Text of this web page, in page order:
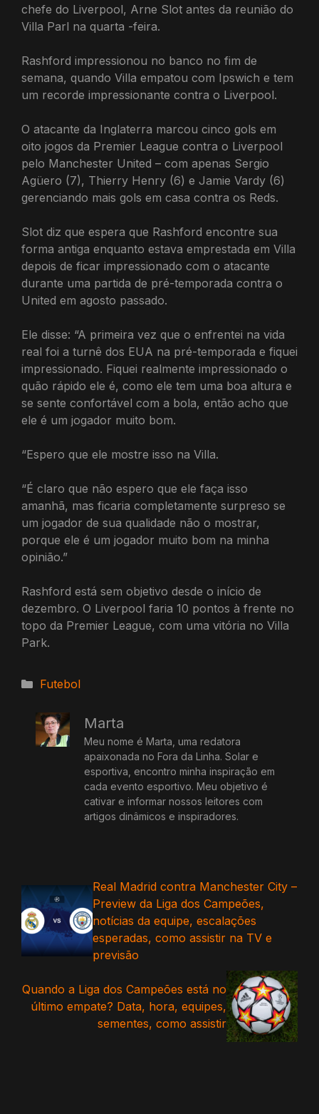
chefe do Liverpool, Arne Slot antes da reunião do
Villa Parl na quarta -feira.
Rashford impressionou no banco no fim de
semana, quando Villa empatou com Ipswich e tem
um recorde impressionante contra o Liverpool.
O atacante da Inglaterra marcou cinco gols em
oito jogos da Premier League contra o Liverpool
pelo Manchester United – com apenas Sergio
Agüero (7), Thierry Henry (6) e Jamie Vardy (6)
gerenciando mais gols em casa contra os Reds.
Slot diz que espera que Rashford encontre sua
forma antiga enquanto estava emprestada em Villa
depois de ficar impressionado com o atacante
durante uma partida de pré-temporada contra o
United em agosto passado.
Ele disse: “A primeira vez que o enfrentei na vida
real foi a turnê dos EUA na pré-temporada e fiquei
impressionado. Fiquei realmente impressionado o
quão rápido ele é, como ele tem uma boa altura e
se sente confortável com a bola, então acho que
ele é um jogador muito bom.
“Espero que ele mostre isso na Villa.
“É claro que não espero que ele faça isso
amanhã, mas ficaria completamente surpreso se
um jogador de sua qualidade não o mostrar,
porque ele é um jogador muito bom na minha
opinião.”
Rashford está sem objetivo desde o início de
dezembro. O Liverpool faria 10 pontos à frente no
topo da Premier League, com uma vitória no Villa
Park.
Categorias
Futebol
Marta
Meu nome é Marta, uma redatora
apaixonada no Fora da Linha. Solar e
esportiva, encontro minha inspiração em
cada evento esportivo. Meu objetivo é
cativar e informar nossos leitores com
artigos dinâmicos e inspiradores.
Real Madrid contra Manchester City –
Preview da Liga dos Campeões,
notícias da equipe, escalações
esperadas, como assistir na TV e
previsão
Quando a Liga dos Campeões está no
último empate? Data, hora, equipes,
sementes, como assistir